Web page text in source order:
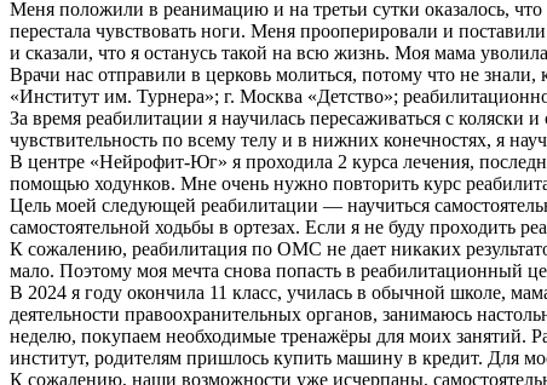
Меня положили в реанимацию и на третьи сутки оказалось,
перестала чувствовать ноги. Меня прооперировали и
и сказали, что я останусь такой на всю жизнь. Моя мама
Врачи нас отправили в церковь молиться, потому что не
«Институт им. Турнера»; г. Москва «Детство»;
За время реабилитации я научилась пересаживаться с
чувствительность по всему телу и в нижних конечностях, я
В центре «Нейрофит-Юг» я проходила 2 курса лечения,
помощью ходунков. Мне очень нужно повторить курс
Цель моей следующей реабилитации — научиться
самостоятельной ходьбы в ортезах. Если я не буду проходить
К сожалению, реабилитация по ОМС не дает никаких
мало. Поэтому моя мечта снова попасть в реабилитационный
В 2024 я году окончила 11 класс, училась в обычной школе,
деятельности правоохранительных органов, занимаюсь
неделю, покупаем необходимые тренажёры для моих занятий.
институт, родителям пришлось купить машину в кредит. Для
К сожалению, наши возможности уже исчерпаны,